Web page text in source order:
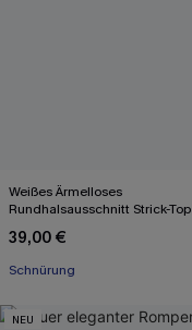
Weißes Ärmelloses
Rundhalsausschnitt Strick-Top
39,00 €
Schnürung
NEU